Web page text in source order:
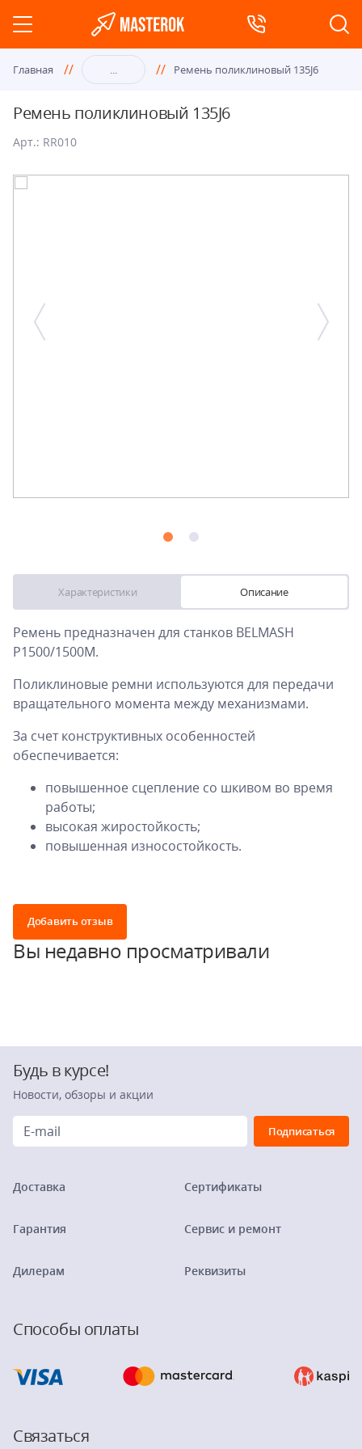
Главная ... Ремень поликлиновый 135J6
Ремень поликлиновый 135J6
Арт.: RR010
Характеристики Описание
Ремень предназначен для станков BELMASH
P1500/1500M.
Поликлиновые ремни используются для передачи
вращательного момента между механизмами.
За счет конструктивных особенностей
обеспечивается:
повышенное сцепление со шкивом во время
работы;
высокая жиростойкость;
повышенная износостойкость.
Добавить отзыв
Вы недавно просматривали
Будь в курсе!
Новости, обзоры и акции
Доставка
Гарантия
Дилерам
Сертификаты
Сервис и ремонт
Реквизиты
Способы оплаты
Связаться